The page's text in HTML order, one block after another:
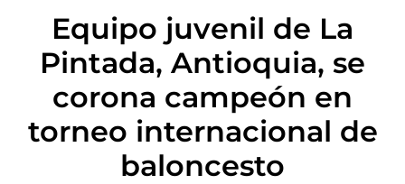
Equipo juvenil de La
Pintada, Antioquia, se
corona campeón en
torneo internacional de
baloncesto